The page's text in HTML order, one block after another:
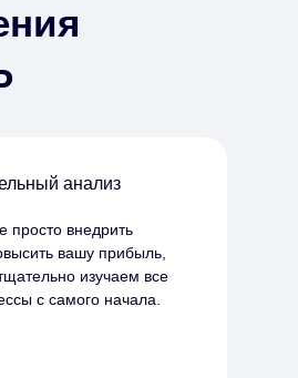
анализ
просто внедрить
вашу прибыль,
изучаем все
с самого начала.